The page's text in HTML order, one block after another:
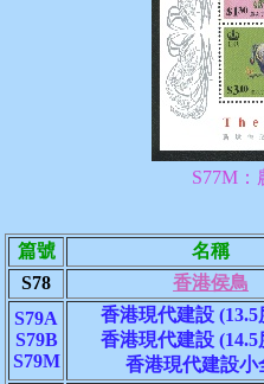
S77M
篇號 名稱
S78
香港侯鳥
S79A
S79B
S79M
香港現代建設 (13.5
香港現代建設 (14.5
香港現代建設小